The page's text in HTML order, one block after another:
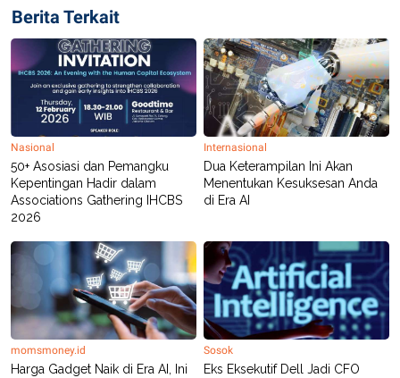
Berita Terkait
Nasional
50+ Asosiasi dan Pemangku
Kepentingan Hadir dalam
Associations Gathering IHCBS
2026
Internasional
Dua Keterampilan Ini Akan
Menentukan Kesuksesan Anda
di Era AI
momsmoney.id
Harga Gadget Naik di Era AI, Ini
Sosok
Eks Eksekutif Dell Jadi CFO